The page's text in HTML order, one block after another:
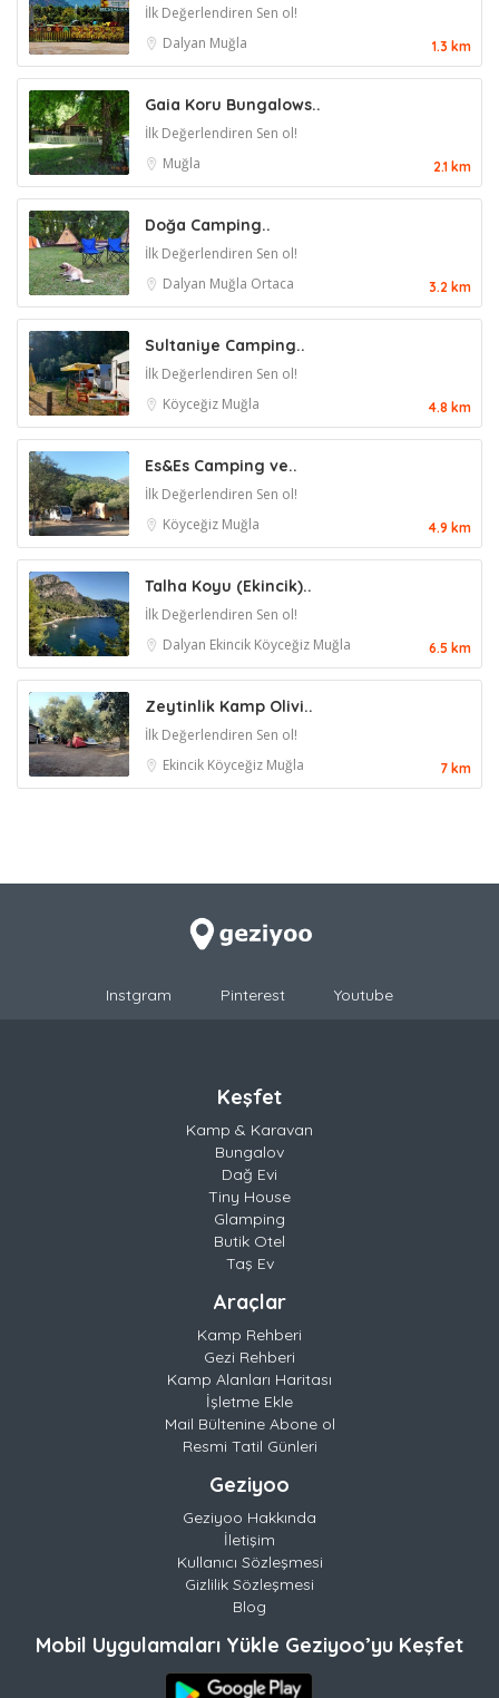
İlk Değerlendiren Sen ol!
Dalyan Muğla 1.3 km
Gaia Koru Bungalows..
İlk Değerlendiren Sen ol!
Muğla
2.1 km
Doğa Camping..
İlk Değerlendiren Sen ol!
Dalyan Muğla Ortaca 3.2 km
Sultaniye Camping..
İlk Değerlendiren Sen ol!
Köyceğiz Muğla 4.8 km
Es&Es Camping ve..
İlk Değerlendiren Sen ol!
Köyceğiz Muğla 4.9 km
Talha Koyu (Ekincik)..
İlk Değerlendiren Sen ol!
Dalyan Ekincik Köyceğiz Muğla 6.5 km
Zeytinlik Kamp Olivi..
İlk Değerlendiren Sen ol!
Ekincik Köyceğiz Muğla 7 km
Instgram Pinterest Youtube
Keşfet
Kamp & Karavan
Bungalov
Dağ Evi
Tiny House
Glamping
Butik Otel
Taş Ev
Araçlar
Kamp Rehberi
Gezi Rehberi
Kamp Alanları Haritası
İşletme Ekle
Mail Bültenine Abone ol
Resmi Tatil Günleri
Geziyoo
Geziyoo Hakkında
İletişim
Kullanıcı Sözleşmesi
Gizlilik Sözleşmesi
Blog
Mobil Uygulamaları Yükle Geziyoo’yu Keşfet